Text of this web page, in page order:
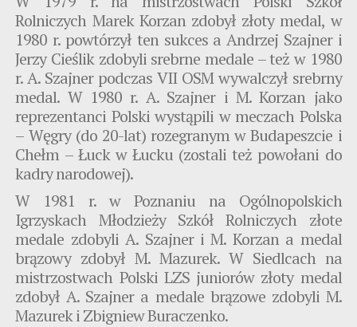
Rolniczych Marek Korzan zdobył złoty medal, w
1980 r. powtórzył ten sukces a Andrzej Szajner i
Jerzy Cieślik zdobyli srebrne medale – też w 1980
r. A. Szajner podczas VII OSM wywalczył srebrny
medal. W 1980 r. A. Szajner i M. Korzan jako
reprezentanci Polski wystąpili w meczach Polska
– Węgry (do 20-lat) rozegranym w Budapeszcie i
Chełm – Łuck w Łucku (zostali też powołani do
kadry narodowej).
W 1981 r. w Poznaniu na Ogólnopolskich
Igrzyskach Młodzieży Szkół Rolniczych złote
medale zdobyli A. Szajner i M. Korzan a medal
brązowy zdobył M. Mazurek. W Siedlcach na
mistrzostwach Polski LZS juniorów złoty medal
zdobył A. Szajner a medale brązowe zdobyli M.
Mazurek i Zbigniew Buraczenko.